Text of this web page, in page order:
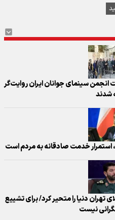
به همت انجمن سینمای جوانان ایران روایت‌گر
شدند
استمرار خدمت صادقانه به مردم است
دنیا را متحیر کرد/ برای تشییع
نیست